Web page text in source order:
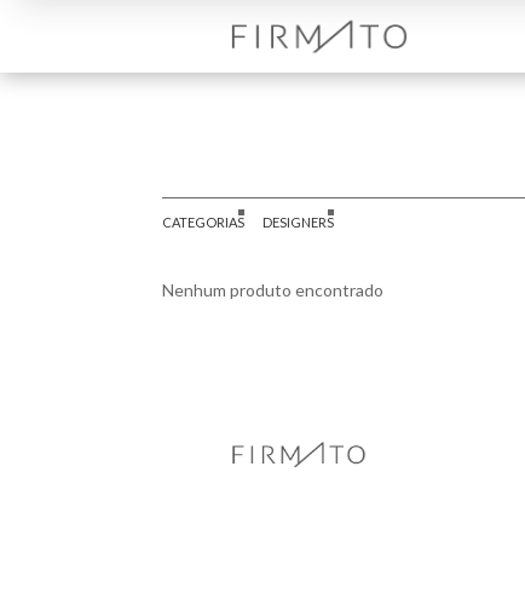
CATEGORIAS DESIGNERS
Nenhum produto encontrado